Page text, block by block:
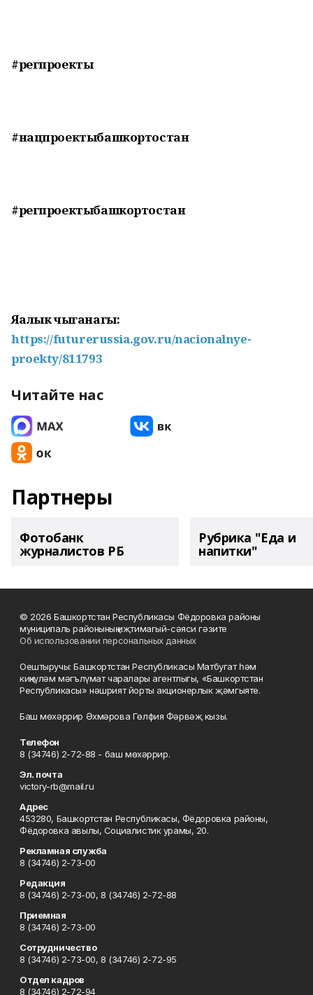
#регпроекты
#нацпроектыбашкортостан
#регпроектыбашкортостан
Яңалык чыганагы:
https://futurerussia.gov.ru/nacionalnye-
proekty/811793
Читайте нас
Партнеры
Фотобанк
журналистов РБ
Рубрика "Еда и
напитки"
© 2026 Башкортстан Республикасы Фёдоровка районы
муниципаль районының иҗтимагый-сәяси гәзите
Об использовании персональных данных
Оештыручы: Башкортстан Республикасы Матбугат һәм
киңкүләм мәгълүмат чаралары агентлыгы, «Башкортстан
Республикасы» нәшрият йорты акционерлык җәмгыяте.
Баш мөхәррир Әхмәрова Гөлфия Фәрвәҗ кызы.
Телефон
8 (34746) 2-72-88 - баш мөхәррир.
Эл. почта
victory-rb@mail.ru
Адрес
453280, Башкортстан Республикасы, Фёдоровка районы,
Фёдоровка авылы, Социалистик урамы, 20.
Рекламная служба
8 (34746) 2-73-00
Редакция
8 (34746) 2-73-00, 8 (34746) 2-72-88
Приемная
8 (34746) 2-73-00
Сотрудничество
8 (34746) 2-73-00, 8 (34746) 2-72-95
Отдел кадров
8 (34746) 2-72-94